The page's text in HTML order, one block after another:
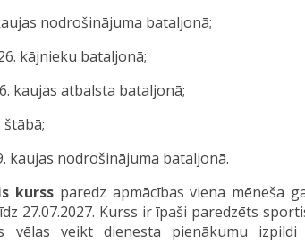
nodrošinājuma bataljonā;
kājnieku bataljonā;
kaujas atbalsta bataljonā;
kaujas nodrošinājuma bataljonā.
kurss paredz apmācības viena mēneša
27.07.2027. Kurss ir īpaši paredzēts
vēlas veikt dienesta pienākumu izpildi